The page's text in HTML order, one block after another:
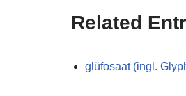
Related
glüfosaat (ingl.